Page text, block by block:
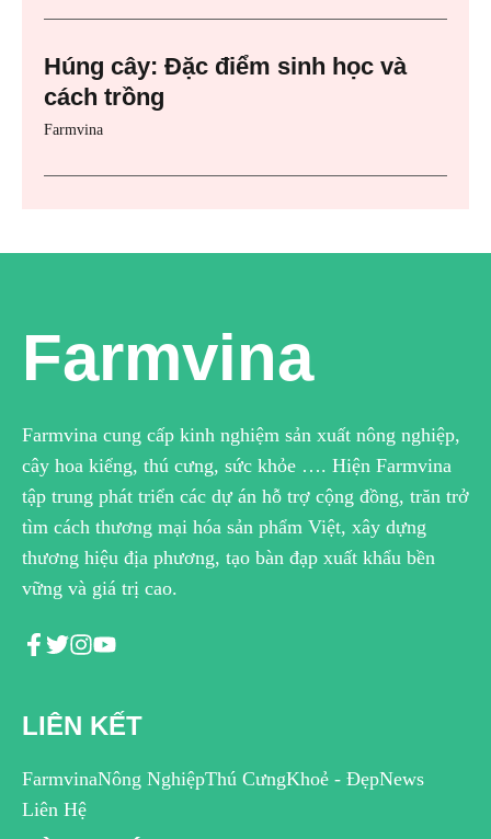
Húng cây: Đặc điểm sinh học và
cách trồng
Farmvina
Farmvina
Farmvina cung cấp kinh nghiệm sản xuất nông nghiệp,
cây hoa kiểng, thú cưng, sức khỏe …. Hiện Farmvina
tập trung phát triển các dự án hỗ trợ cộng đồng, trăn trở
tìm cách thương mại hóa sản phẩm Việt, xây dựng
thương hiệu địa phương, tạo bàn đạp xuất khẩu bền
vững và giá trị cao.
LIÊN KẾT
FarmvinaNông NghiệpThú CưngKhoẻ - ĐẹpNews
Liên Hệ